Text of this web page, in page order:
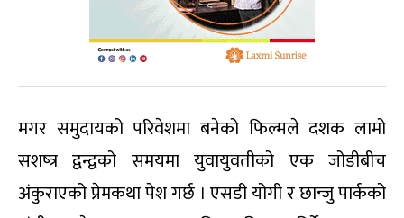
मगर समुदायको परिवेशमा बनेको फिल्मले दशक लामो
सशष्त्र द्वन्द्वको समयमा युवायुवतीको एक जोडीबीच
अंकुराएको प्रेमकथा पेश गर्छ । एसडी योगी र छान्जु पार्कको